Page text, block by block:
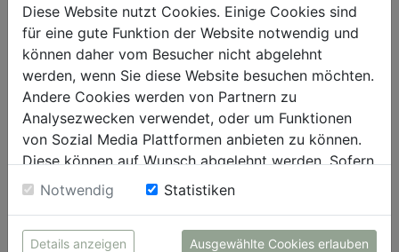
ANMELDEN ZUM PRESSEVERTEILER
Sehr gerne nehmen wir dich in unseren
Presseverteiler auf und schicken dir je nach Wunsch
unternehmens- und/oder themenspezifische
Presseinformationen zu.
Diese Website nutzt Cookies. Einige Cookies sind
für eine gute Funktion der Website notwendig und
können daher vom Besucher nicht abgelehnt
werden, wenn Sie diese Website besuchen möchten.
Andere Cookies werden von Partnern zu
Analysezwecken verwendet, oder um Funktionen
von Sozial Media Plattformen anbieten zu können.
Diese können auf Wunsch abgelehnt werden. Sofern
sie unsere Webseite weiter nutzen, geben Sie
Einwilligung zu unseren Cookies.
Notwendig Statistiken
Details anzeigen Ausgewählte Cookies erlauben